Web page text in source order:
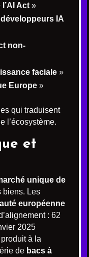
Act »
IA
non-
faciale »
Europe »
qui traduisent
l’écosystème.
et
unique de
biens. Les
européenne
: 62
2025
à la
de bacs à